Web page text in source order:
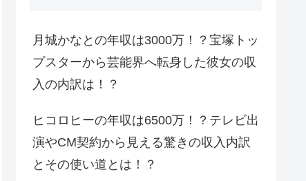
月城かなとの年収は3000万！？宝塚トッ
プスターから芸能界へ転身した彼女の収
入の内訳は！？
ヒコロヒーの年収は6500万！？テレビ出
演やCM契約から見える驚きの収入内訳
とその使い道とは！？